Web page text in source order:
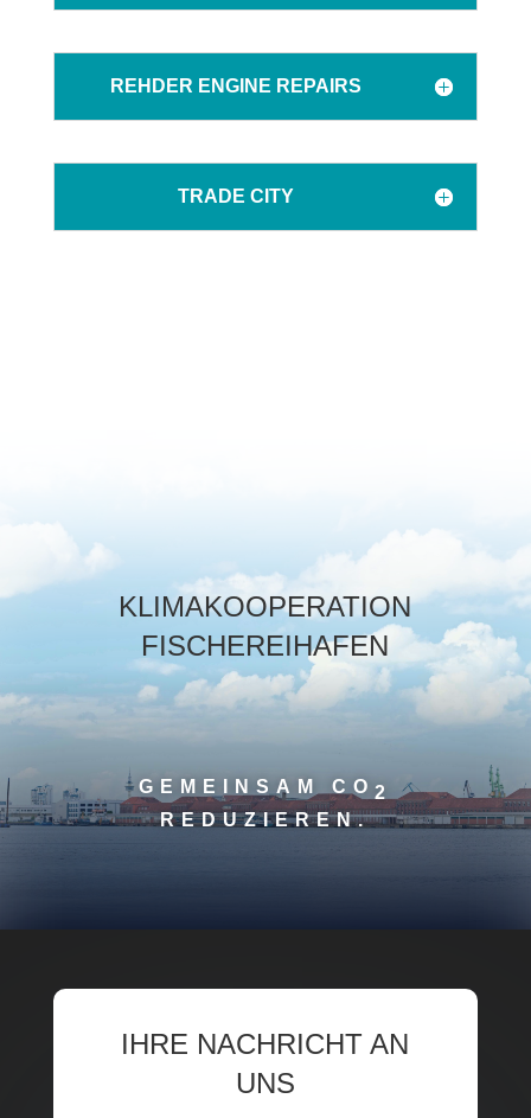
REHDER ENGINE REPAIRS
TRADE CITY
KLIMAKOOPERATION
FISCHEREIHAFEN
GEMEINSAM CO 2
REDUZIEREN.
IHRE NACHRICHT AN
UNS